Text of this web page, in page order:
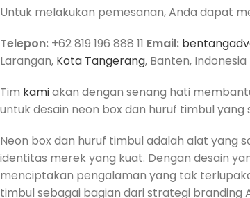
Untuk melakukan pemesanan, Anda dapat
Telepon: +62 819 196 888 11 Email:
Larangan, Kota Tangerang, Banten, Indonesia
Tim kamiakan dengan senang hati
untuk desain neon box dan huruf timbul yang
Neon box dan huruf timbul adalah alat
identitas merek yang kuat. Dengan desain
menciptakan pengalaman yang tak
timbul sebagai bagian dari strategi branding